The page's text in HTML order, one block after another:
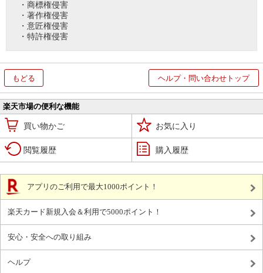
・商標権侵害
・著作権侵害
・意匠権侵害
・特許権侵害
もどる ヘルプ・問い合わせトップ
楽天市場の便利な機能
買い物かご お気に入り
閲覧履歴 購入履歴
アプリのご利用で最大1000ポイント！
楽天カード新規入会＆利用で5000ポイント！
安心・安全への取り組み
ヘルプ